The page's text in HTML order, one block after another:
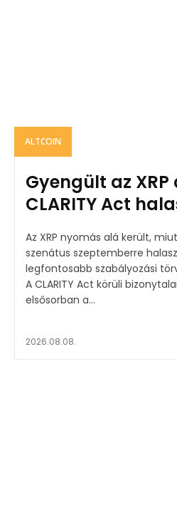
ALTCOIN
Gyengült az
CLARITY Act
Az XRP nyomás alá került,
szenátus szeptemberre
legfontosabb szabályozási
A CLARITY Act körüli
elsősorban a...
2026.08.08.